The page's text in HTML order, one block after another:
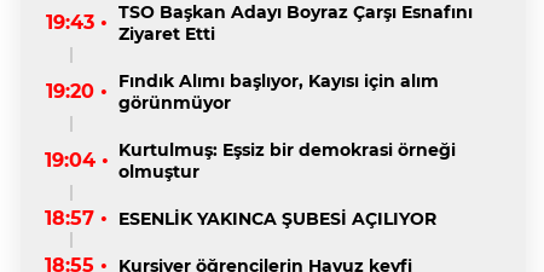
19:43 • TSO Başkan Adayı Boyraz Çarşı Esnafını
Ziyaret Etti
19:20 •
Fındık Alımı başlıyor, Kayısı için alım
görünmüyor
19:04 • Kurtulmuş: Eşsiz bir demokrasi örneği
olmuştur
18:57 • ESENLİK YAKINCA ŞUBESİ AÇILIYOR
18:55 • Kursiyer öğrencilerin Havuz keyfi